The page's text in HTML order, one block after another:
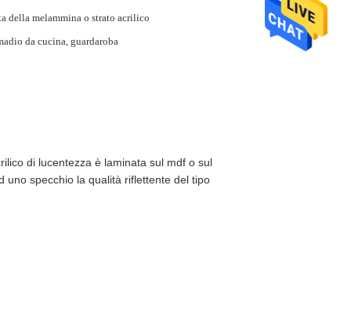
della melammina o strato acrilico
da cucina, guardaroba
di lucentezza è laminata sul mdf o sul
uno specchio la qualità riflettente del tipo